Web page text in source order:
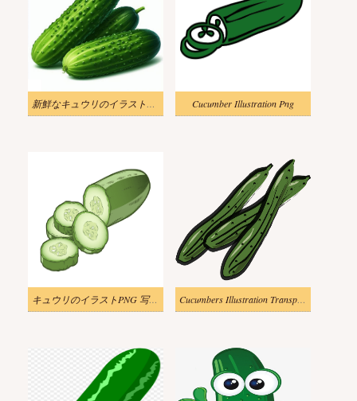
新鮮なキュウリのイラスト無料 Cucumber Illustration Png
キュウリのイラストPNG 写真 2 Cucumbers Illustration Transparent